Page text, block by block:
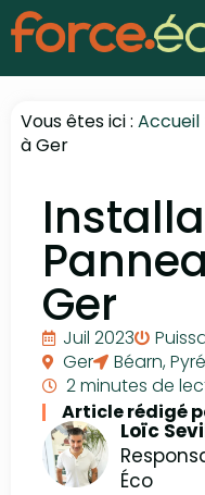
Vous êtes ici : Accueil
à Ger
Ger
Juil 2023
Ger
Béarn,
2 minutes de
Article rédigé
Loïc
Éco